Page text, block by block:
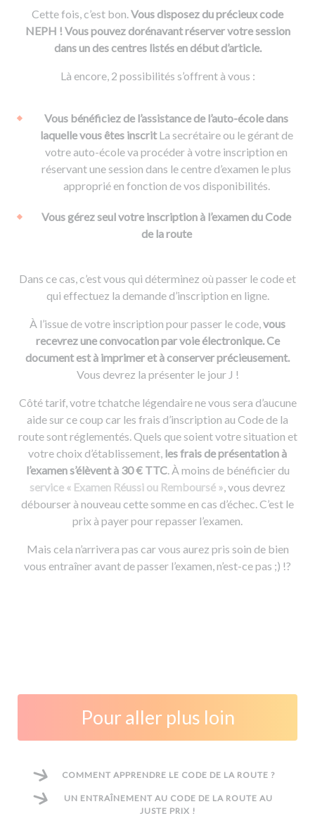
Cette fois, c’est bon.Vous disposez du précieux code
NEPH ! Vous pouvez dorénavant réserver votre session
dans un des centres listés en début d’article.
Là encore, 2 possibilités s’offrent à vous :
Vous bénéficiez de l’assistance de l’auto-école dans
laquelle vous êtes inscritLa secrétaire ou le gérant de
votre auto-école va procéder à votre inscription en
réservant une session dans le centre d’examen le plus
approprié en fonction de vos disponibilités.
Vous gérez seul votre inscription à l’examen du Code
de la route
Dans ce cas, c’est vous qui déterminez où passer le code et
qui effectuez la demande d’inscription en ligne.
À l’issue de votre inscription pour passer le code,vous
recevrez une convocation par voie électronique. Ce
document est à imprimer et à conserver précieusement.
Vous devrez la présenter le jour J !
Côté tarif, votre tchatche légendaire ne vous sera d’aucune
aide sur ce coup car les frais d’inscription au Code de la
route sont réglementés. Quels que soient votre situation et
votre choix d’établissement, les frais de présentation à
l’examen s’élèvent à 30 € TTC. À moins de bénéficier du
service « Examen Réussi ou Remboursé », vous devrez
débourser à nouveau cette somme en cas d’échec. C’est le
prix à payer pour repasser l’examen.
Mais cela n’arrivera pas car vous aurez pris soin de bien
vous entraîner avant de passer l’examen, n’est-ce pas ;) !?
Pour aller plus loin
COMMENT APPRENDRE LE CODE DE LA ROUTE ?
UN ENTRAÎNEMENT AU CODE DE LA ROUTE AU
JUSTE PRIX !